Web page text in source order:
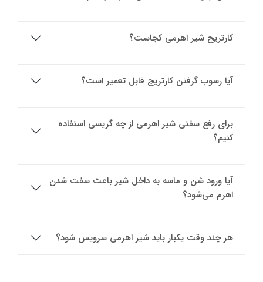
کارتریج شیر اهرمی کجاست؟
آیا رسوب گرفتن کارتریج قابل تعمیر است؟
برای رفع سفتی شیر اهرمی از چه گریسی استفاده
کنیم؟
آیا ورود شن و ماسه به داخل شیر باعث سفت شدن
اهرم می‌شود؟
هر چند وقت یکبار باید شیر اهرمی سرویس شود؟